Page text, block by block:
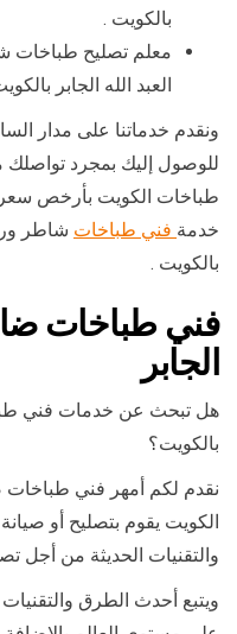
بالكويت .
معلم تصليح
العبد الله الجابر
ونقدم خدماتنا على مدار
للوصول إليك بمجرد تواصلك
طباخات الكويت بأرخص
خدمة فني طباخات شاطر
بالكويت .
فني طباخات
الجابر
هل تبحث عن خدمات فني
بالكويت؟
نقدم لكم أمهر فني طباخات
الكويت يقوم بتصليح أو
والتقنيات الحديثة من أجل
ويتبع أحدث الطرق